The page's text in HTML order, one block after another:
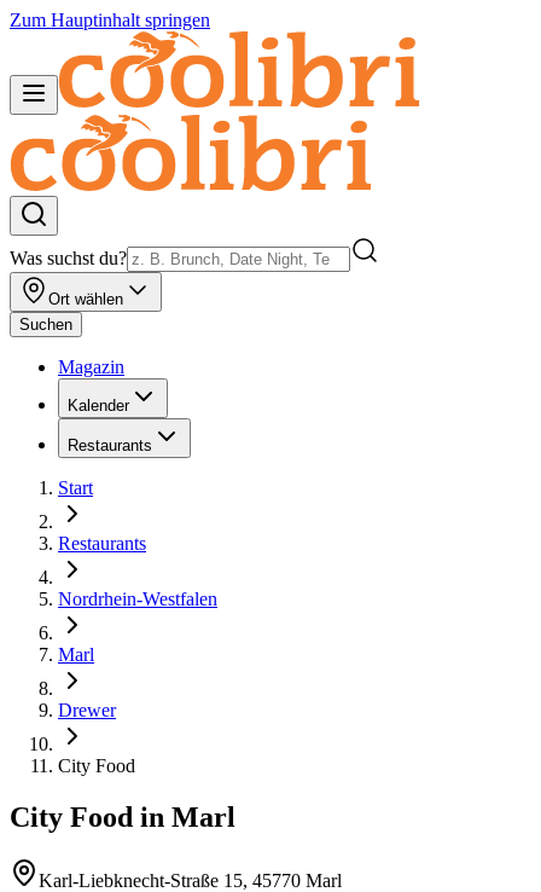
Zum Hauptinhalt springen
Was suchst du?
Ort wählen
Suchen
Magazin
Kalender
Restaurants
Start
Restaurants
Nordrhein-Westfalen
Marl
Drewer
City Food
City Food in Marl
Karl-Liebknecht-Straße 15, 45770 Marl